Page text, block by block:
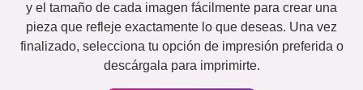
y el tamaño de cada imagen fácilmente para crear una
pieza que refleje exactamente lo que deseas. Una vez
finalizado, selecciona tu opción de impresión preferida o
descárgala para imprimirte.